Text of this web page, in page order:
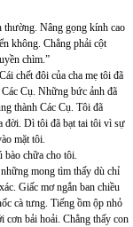
Nâng gọng kính cao
không. Chẳng phải cột
chìm.”
chết đôi của cha mẹ tôi đã
Cụ. Những bức ảnh đã
thành Các Cụ. Tôi đã
đời. Dì tôi đã bạt tai tôi vì sự
mặt tôi.
chữa cho tôi.
mong tìm thấy dù chỉ
Giấc mơ ngắn ban chiều
cà tưng. Tiếng ồm ộp nhỏ
cơn bải hoải. Chẳng thấy con